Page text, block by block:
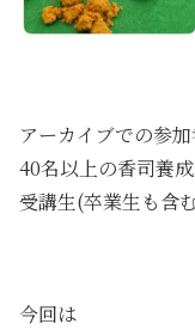
アーカイブでの参
40名以上の香司養
受講生(卒業生も含
今回は